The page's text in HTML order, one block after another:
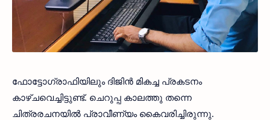
ഫോട്ടോഗ്രാഫിയിലും ദിജിന്‍ മികച്ച പ്രകടനം
കാഴ്ചവെച്ചിട്ടുണ്ട്. ചെറുപ്പ കാലത്തു തന്നെ
ചിത്രരചനയില്‍ പ്രാവീണ്യം കൈവരിച്ചിരുന്നു.